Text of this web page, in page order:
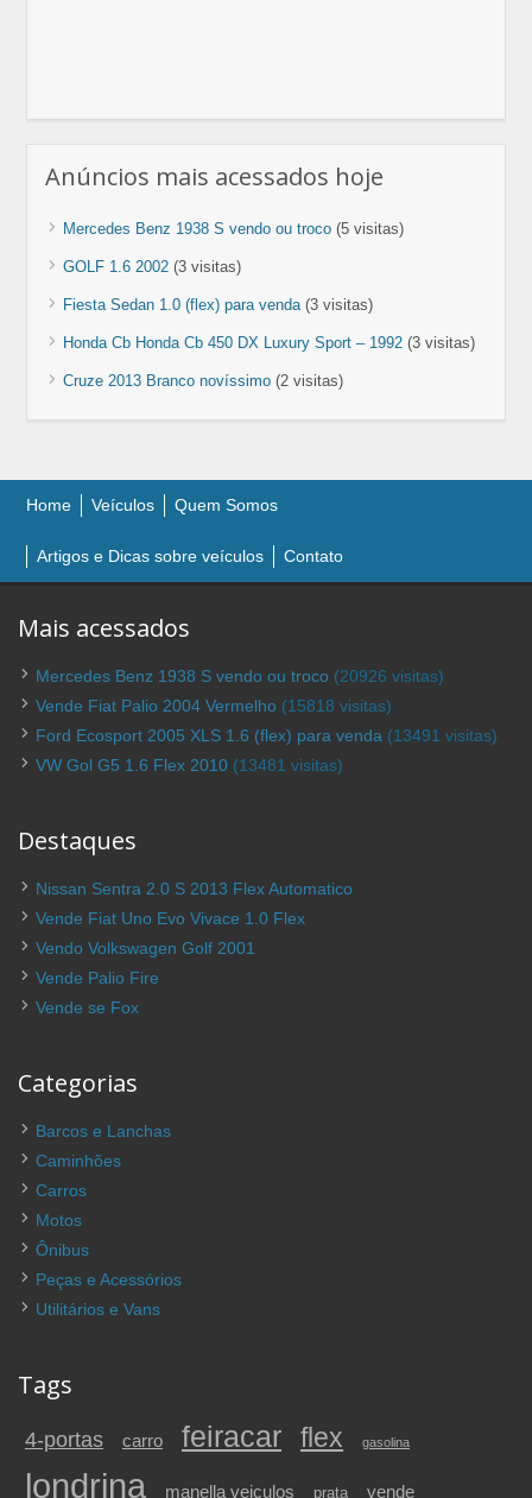
Anúncios mais acessados hoje
Mercedes Benz 1938 S vendo ou troco (5 visitas)
GOLF 1.6 2002 (3 visitas)
Fiesta Sedan 1.0 (flex) para venda (3 visitas)
Honda Cb Honda Cb 450 DX Luxury Sport – 1992 (3 visitas)
Cruze 2013 Branco novíssimo (2 visitas)
Home Veículos Quem Somos
Artigos e Dicas sobre veículos Contato
Mais acessados
Mercedes Benz 1938 S vendo ou troco (20926 visitas)
Vende Fiat Palio 2004 Vermelho (15818 visitas)
Ford Ecosport 2005 XLS 1.6 (flex) para venda (13491 visitas)
VW Gol G5 1.6 Flex 2010 (13481 visitas)
Destaques
Nissan Sentra 2.0 S 2013 Flex Automatico
Vende Fiat Uno Evo Vivace 1.0 Flex
Vendo Volkswagen Golf 2001
Vende Palio Fire
Vende se Fox
Categorias
Barcos e Lanchas
Caminhões
Carros
Motos
Ônibus
Peças e Acessórios
Utilitários e Vans
Tags
4-portas carro feiracar flex gasolina
londrina manella veiculos prata vende